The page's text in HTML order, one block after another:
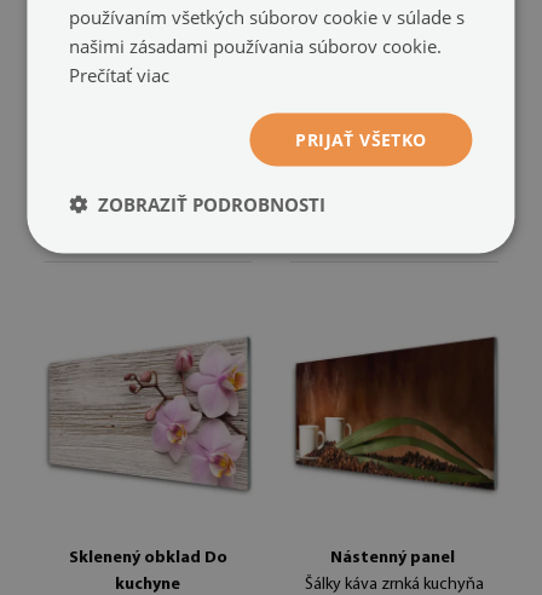
Sklenený obklad Do
veľkosť: 100x50 cm
Plátky rastlina kuchyňa
(#pk-
veľkosť: 100x50 cm
Sklenený obklad Do
kuchyne
Nástenný panel
Šálky káva zrnká kuchyňa
používaním všetkých súborov cookie v súlade s
našimi zásadami používania súborov cookie.
Prečítať viac
PRIJAŤ VŠETKO
ZOBRAZIŤ PODROBNOSTI